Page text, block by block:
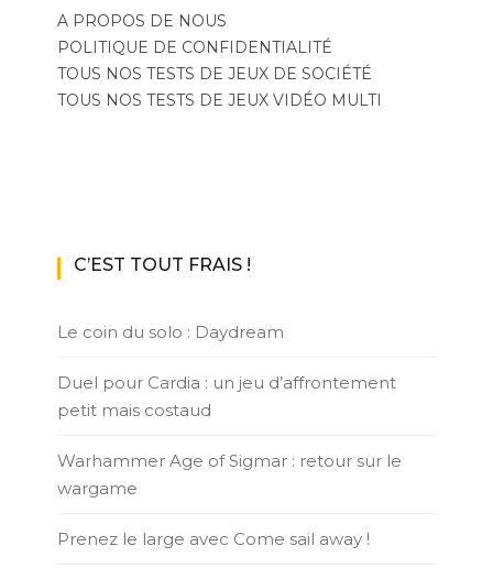
A PROPOS DE NOUS
POLITIQUE DE CONFIDENTIALITÉ
TOUS NOS TESTS DE JEUX DE SOCIÉTÉ
TOUS NOS TESTS DE JEUX VIDÉO MULTI
C’EST TOUT FRAIS !
Le coin du solo : Daydream
Duel pour Cardia : un jeu d’affrontement
petit mais costaud
Warhammer Age of Sigmar : retour sur le
wargame
Prenez le large avec Come sail away !